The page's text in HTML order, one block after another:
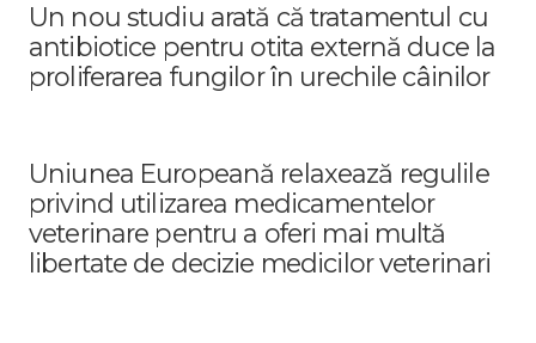
Un nou studiu arată că tratamentul cu
antibiotice pentru otita externă duce la
proliferarea fungilor în urechile câinilor
Uniunea Europeană relaxează regulile
privind utilizarea medicamentelor
veterinare pentru a oferi mai multă
libertate de decizie medicilor veterinari